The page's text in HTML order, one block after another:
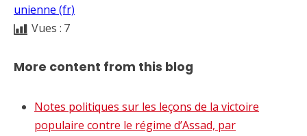
unienne (fr)
Vues : 7
More content from this blog
Notes politiques sur les leçons de la victoire
populaire contre le régime d’Assad, par